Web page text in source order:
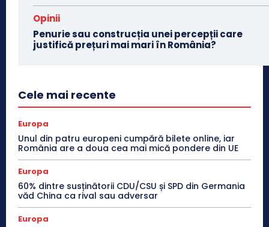
Opinii
Penurie sau construcția unei percepții care
justifică prețuri mai mari în România?
Cele mai recente
Europa
Unul din patru europeni cumpără bilete online, iar
România are a doua cea mai mică pondere din UE
Europa
60% dintre susținătorii CDU/CSU și SPD din Germania
văd China ca rival sau adversar
Europa